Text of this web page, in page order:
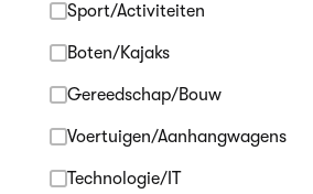
Sport/Activiteiten
Boten/Kajaks
Gereedschap/Bouw
Voertuigen/Aanhangwagens
Technologie/IT